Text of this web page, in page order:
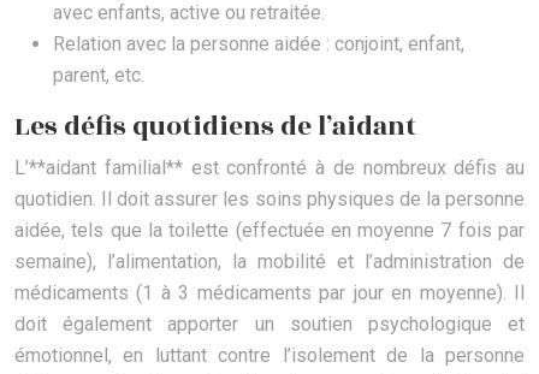
avec enfants, active ou retraitée.
Relation avec la personne aidée : conjoint, enfant,
parent, etc.
Les défis quotidiens de l’aidant
L’**aidant familial** est confronté à de nombreux défis au
quotidien. Il doit assurer les soins physiques de la personne
aidée, tels que la toilette (effectuée en moyenne 7 fois par
semaine), l’alimentation, la mobilité et l’administration de
médicaments (1 à 3 médicaments par jour en moyenne). Il
doit également apporter un soutien psychologique et
émotionnel, en luttant contre l’isolement de la personne